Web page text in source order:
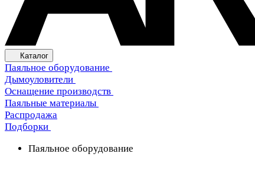
Каталог
Паяльное оборудование
Дымоуловители
Оснащение производств
Паяльные материалы
Распродажа
Подборки
Паяльное оборудование